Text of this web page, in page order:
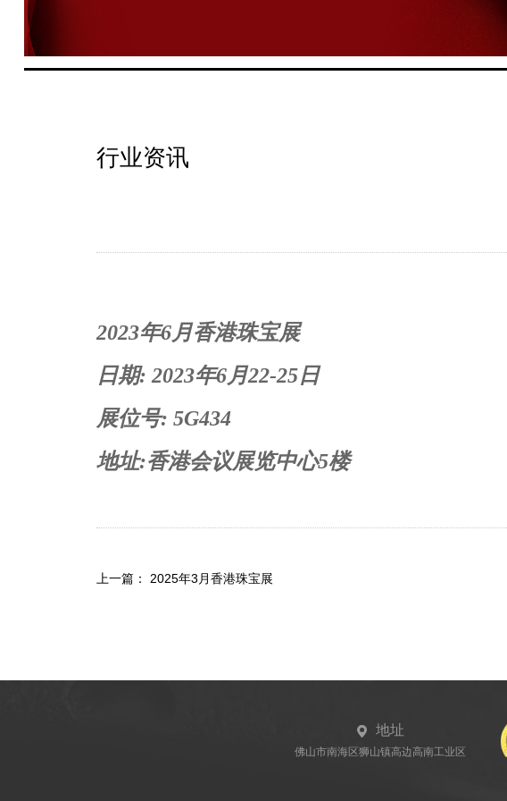
行业资讯
2023年6月香港珠宝展
日期: 2023年6月22-25日
展位号: 5G434
地址:香港会议展览中心5楼
上一篇： 2025年3月香港珠宝展
地址
佛山市南海区狮山镇高边高南工业区